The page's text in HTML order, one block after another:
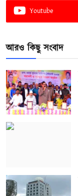
Youtube
আরও কিছু সংবাদ